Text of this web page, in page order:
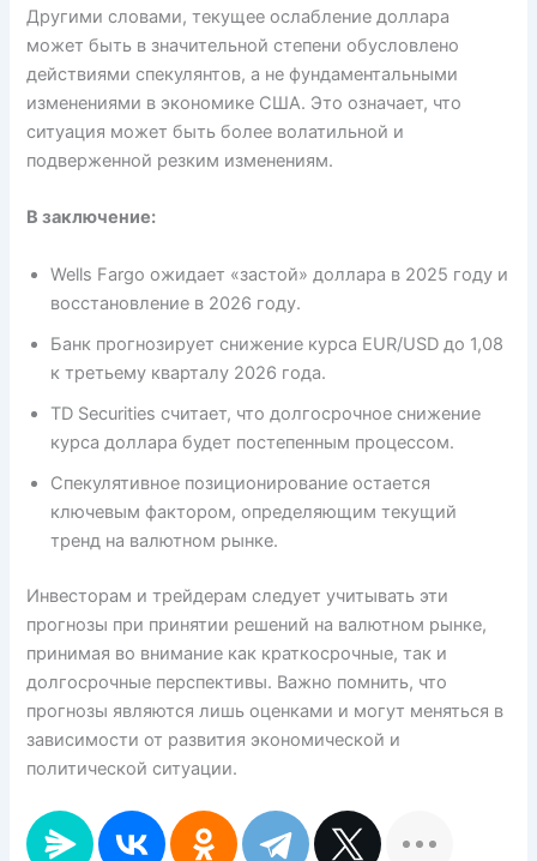
Другими словами, текущее ослабление доллара
может быть в значительной степени обусловлено
действиями спекулянтов, а не фундаментальными
изменениями в экономике США. Это означает, что
ситуация может быть более волатильной и
подверженной резким изменениям.
В заключение:
Wells Fargo ожидает «застой» доллара в 2025 году и
восстановление в 2026 году.
Банк прогнозирует снижение курса EUR/USD до 1,08
к третьему кварталу 2026 года.
TD Securities считает, что долгосрочное снижение
курса доллара будет постепенным процессом.
Спекулятивное позиционирование остается
ключевым фактором, определяющим текущий
тренд на валютном рынке.
Инвесторам и трейдерам следует учитывать эти
прогнозы при принятии решений на валютном рынке,
принимая во внимание как краткосрочные, так и
долгосрочные перспективы. Важно помнить, что
прогнозы являются лишь оценками и могут меняться в
зависимости от развития экономической и
политической ситуации.